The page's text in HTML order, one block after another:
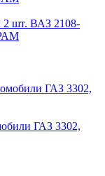
2 шт. ВАЗ 2108-
ГАЗ 3302,